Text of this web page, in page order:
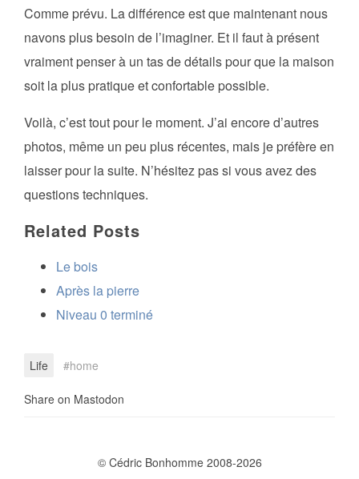
Comme prévu. La différence est que maintenant nous
navons plus besoin de l’imaginer. Et il faut à présent
vraiment penser à un tas de détails pour que la maison
soit la plus pratique et confortable possible.
Voilà, c’est tout pour le moment. J’ai encore d’autres
photos, même un peu plus récentes, mais je préfère en
laisser pour la suite. N’hésitez pas si vous avez des
questions techniques.
Related Posts
Le bois
Après la pierre
Niveau 0 terminé
Life home
Share on Mastodon
© Cédric Bonhomme 2008-2026